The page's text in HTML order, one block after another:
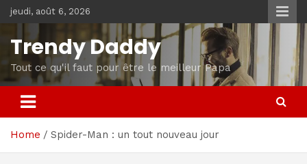
Skip
to
content
jeudi, août 6, 2026
Trendy Daddy
Tout ce qu'il faut pour être le meilleur Papa
Home Spider-Man : un tout nouveau jour